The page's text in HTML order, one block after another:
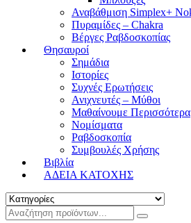
Αναβάθμιση Simplex+
Πυραμίδες – Chakra
Βέργες Ραβδοσκοπίας
Θησαυροί
Σημάδια
Ιστορίες
Συχνές Ερωτήσεις
Ανιχνευτές – Μύθοι
Μαθαίνουμε Περισσότερα
Νομίσματα
Ραβδοσκοπία
Συμβουλές Χρήσης
Βιβλία
ΑΔΕΙΑ ΚΑΤΟΧΗΣ